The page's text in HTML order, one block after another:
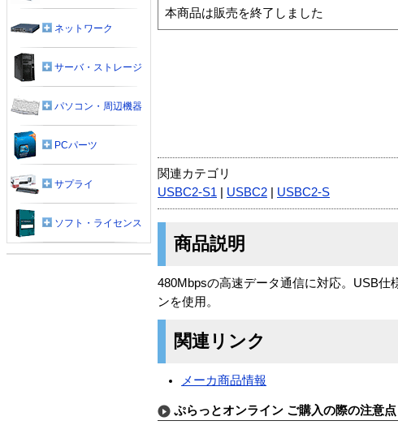
本商品は販売を終了しました
関連カテゴリ
USBC2-S1
USBC2 USBC2-S
商品説明
480Mbpsの高速データ通信に対応。USB
ンを使用。
関連リンク
メーカ商品情報
ぷらっとオンライン ご購入の際の注意点
ネットワーク
サーバ・ストレージ
パソコン・周辺機器
PCパーツ
サプライ
ソフト・ライセンス